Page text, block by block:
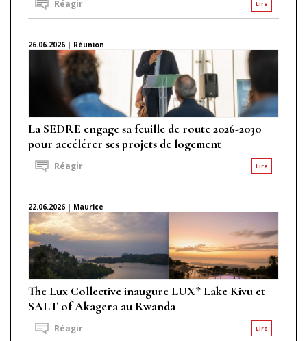
Lire
Réagir
26.06.2026 | Réunion
La SEDRE engage sa feuille de route 2026-2030
pour accélérer ses projets de logement
Lire
Réagir
22.06.2026 | Maurice
The Lux Collective inaugure LUX* Lake Kivu et
SALT of Akagera au Rwanda
Lire
Réagir